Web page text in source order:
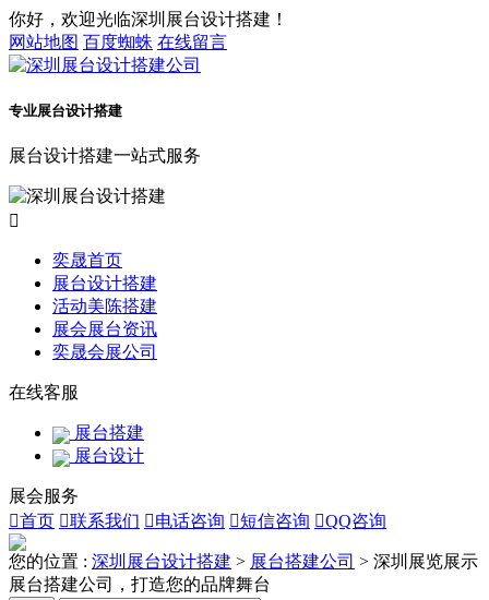
你好，欢迎光临深圳展台设计搭建！
网站地图 百度蜘蛛 在线留言
专业展台设计搭建
展台设计搭建一站式服务

奕晟首页
展台设计搭建
活动美陈搭建
展会展台资讯
奕晟会展公司
在线客服
展台搭建
展台设计
展会服务
首页 联系我们 电话咨询 短信咨询 QQ咨询
您的位置 : 深圳展台设计搭建 > 展台搭建公司 > 深圳展览展示
展台搭建公司，打造您的品牌舞台